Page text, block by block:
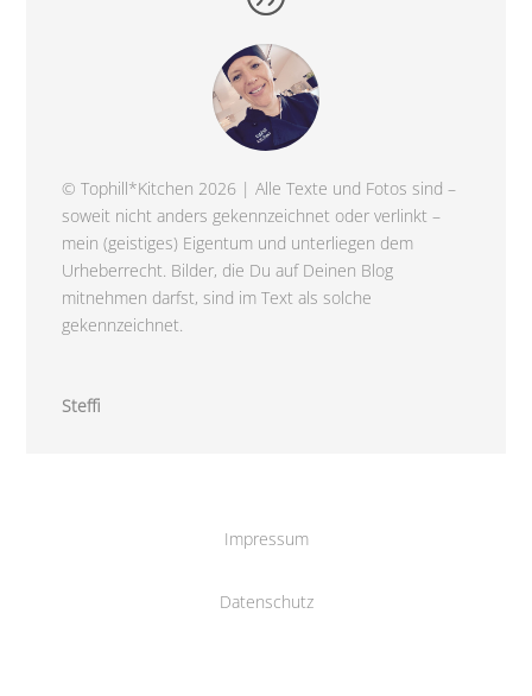
© Tophill*Kitchen 2026 | Alle Texte und Fotos sind –
soweit nicht anders gekennzeichnet oder verlinkt –
mein (geistiges) Eigentum und unterliegen dem
Urheberrecht. Bilder, die Du auf Deinen Blog
mitnehmen darfst, sind im Text als solche
gekennzeichnet.
Steffi
Impressum
Datenschutz